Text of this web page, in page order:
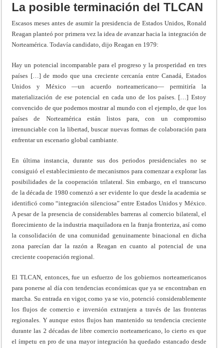
La posible terminación del TLCAN
Escasos meses antes de asumir la presidencia de Estados Unidos, Ronald
Reagan planteó por primera vez la idea de avanzar hacia la integración de
Norteamérica. Todavía candidato, dijo Reagan en 1979:
Hay un potencial incomparable para el progreso y la prosperidad en tres
países […] de modo que una creciente cercanía entre Canadá, Estados
Unidos y México —un acuerdo norteamericano— permitiría la
materialización de ese potencial en cada uno de los países. […] Estoy
convencido de que podemos mostrar al mundo con el ejemplo, de que los
países de Norteamérica están listos para, con un compromiso
irrenunciable con la libertad, buscar nuevas formas de colaboración para
enfrentar un escenario global cambiante.
En última instancia, durante sus dos periodos presidenciales no se
consiguió el establecimiento de mecanismos para comenzar a explorar las
posibilidades de la cooperación trilateral. Sin embargo, en el transcurso
de la década de 1980 comenzó a ser evidente lo que desde la academia se
identificó como “integración silenciosa” entre Estados Unidos y México.
A pesar de la presencia de considerables barreras al comercio bilateral, el
florecimiento de la industria maquiladora en la franja fronteriza, así como
la consolidación de una comunidad genuinamente binacional en dicha
zona parecían dar la razón a Reagan en cuanto al potencial de una
creciente cooperación regional.
El TLCAN, entonces, fue un esfuerzo de los gobiernos norteamericanos
para ponerse al día con tendencias económicas que ya se encontraban en
marcha. Su entrada en vigor, como ya se vio, potenció considerablemente
los flujos de comercio e inversión extranjera a través de las fronteras
regionales. Y aunque estos flujos han mantenido su tendencia creciente
durante las 2 décadas de libre comercio norteamericano, lo cierto es que
el ímpetu en pro de una mayor integración ha quedado estancado desde